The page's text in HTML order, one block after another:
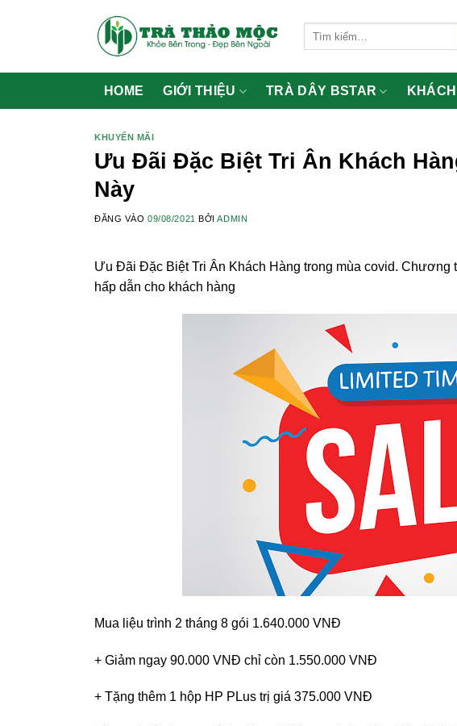
dung
HOME GIỚI THIỆU TRÀ DÂY BSTAR
KHUYẾN MÃI
Ưu Đãi Đặc Biệt Tri Ân Khách
Này
ĐĂNG VÀO09/08/2021 BỞIADMIN
Ưu Đãi Đặc Biệt Tri Ân Khách Hàng trong mùa covid.
hấp dẫn cho khách hàng
Mua liệu trình 2 tháng 8 gói 1.640.000 VNĐ
+ Giảm ngay 90.000 VNĐ chỉ còn 1.550.000 VNĐ
+ Tặng thêm 1 hộp HP PLus trị giá 375.000 VNĐ